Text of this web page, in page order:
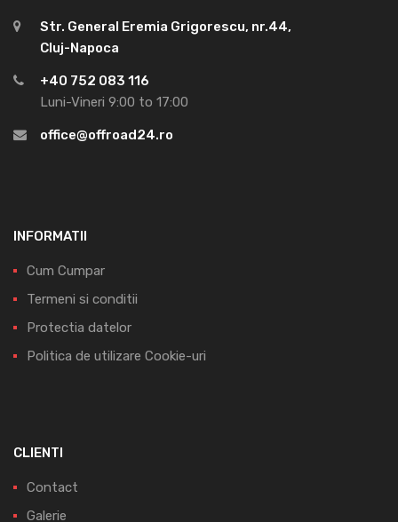
Str. General Eremia Grigorescu, nr.44,
Cluj-Napoca
+40 752 083 116
Luni-Vineri 9:00 to 17:00
office@offroad24.ro
INFORMATII
Cum Cumpar
Termeni si conditii
Protectia datelor
Politica de utilizare Cookie-uri
CLIENTI
Contact
Galerie